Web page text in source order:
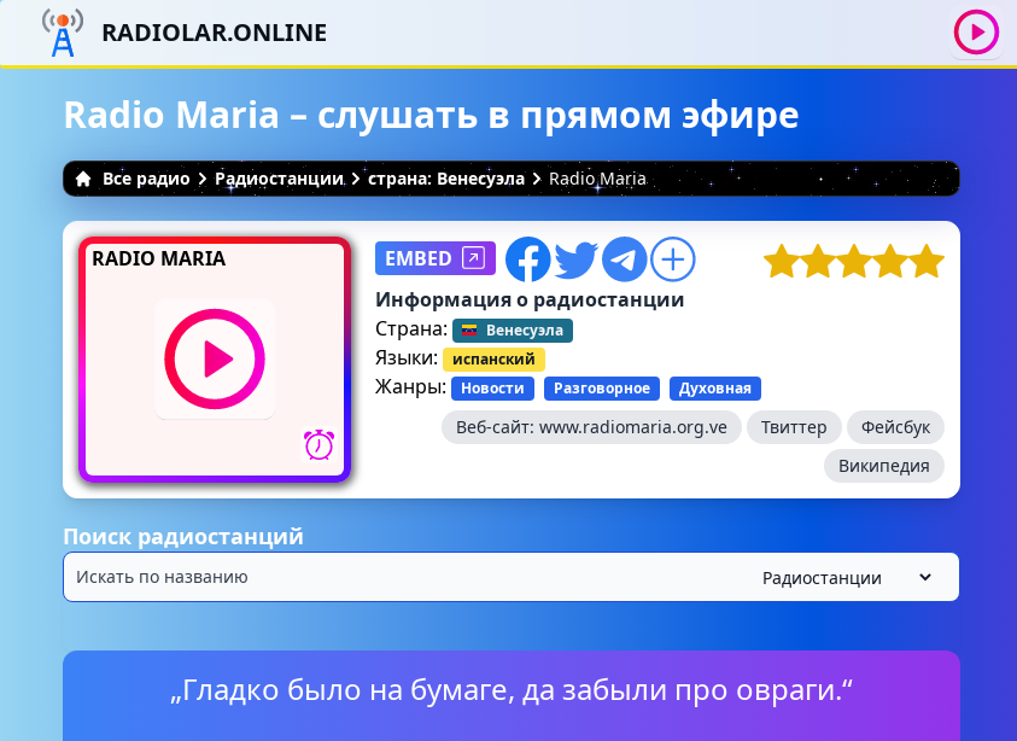
RADIOLAR.ONLINE
Radio Maria – слушать в прямом эфире
Все радио Радиостанции страна: Венесуэла Radio Maria
RADIO MARIA
EMBED
Информация о радиостанции
Страна:
Венесуэла
Языки: испанский
Жанры: Новости Разговорное Духовная
Веб-сайт: www.radiomaria.org.ve Твиттер
Фейсбук
Википедия
Поиск радиостанций
„Гладко было на бумаге, да забыли про овраги.“